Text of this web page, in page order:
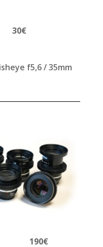
30€
f5,6 / 35mm
S : 190€